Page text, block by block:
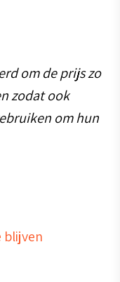
om de prijs zo
zodat ook
om hun